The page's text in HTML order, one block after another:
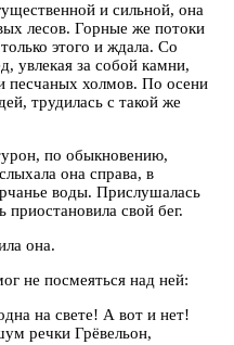
и сильной, она
лесов. Горные же потоки
этого и ждала. Со
увлекая за собой камни,
песчаных холмов. По осени
трудилась с такой же
по обыкновению,
она справа, в
воды. Прислушалась
свой бег.
она.
не посмеяться над ней:
на свете! А вот и нет!
речки Грёвельон,